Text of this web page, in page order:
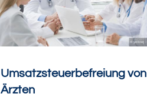
Umsatzsteuerbefreiung von
Ärzten